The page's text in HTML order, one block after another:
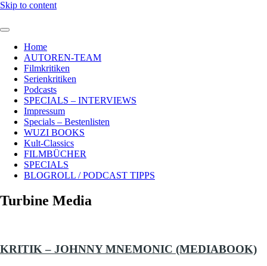
Skip to content
Home
AUTOREN-TEAM
Filmkritiken
Serienkritiken
Podcasts
SPECIALS – INTERVIEWS
Impressum
Specials – Bestenlisten
WUZI BOOKS
Kult-Classics
FILMBÜCHER
SPECIALS
BLOGROLL / PODCAST TIPPS
Turbine Media
KRITIK – JOHNNY MNEMONIC (MEDIABOOK)